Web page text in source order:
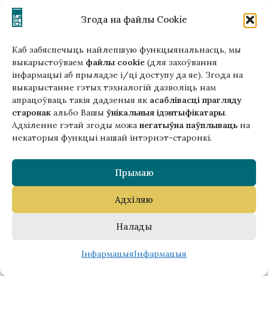
Згода на файлы Cookie
Каб забяспечыць найлепшую функцыянальнасць, мы
выкарыстоўваем файлы cookie (для захоўвання
інфармацыі аб прыладзе і/ці доступу да яе). Згода на
выкарыстанне гэтых тэхналогій дазволіць нам
апрацоўваць такія дадзеныя як асаблівасці прагляду
старонак альбо Вашы ўнікальныя ідэнтыфікатары.
Адхіленне гэтай згоды можа негатыўна паўплываць на
некаторыя функцыі нашай інтэрнэт-старонкі.
Прымаю
Адхіляю
Налады
ІнфармацыяІнфармацыя
E-book Улица Шарлатанов. Константы
Ильдефонс Галчинский в переводах
Андрея Хадановича
46,00zł
НАШЫ КАНТАКТЫ
office (на) gutenbergpublisher.eu
Напісаць нам!